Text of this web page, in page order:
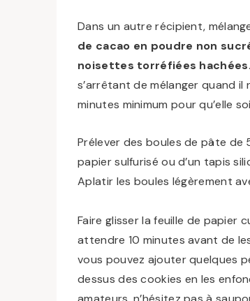
Dans un autre récipient,
de cacao en poudre non
noisettes torréfiées hachées
s’arrêtant de mélanger quand
minutes minimum pour qu’elle
Prélever des boules de pâte
papier sulfurisé ou d’un tapis
Aplatir les boules légèrement
Faire glisser la feuille de papier
attendre 10 minutes avant de
vous pouvez ajouter quelques
dessus des cookies en les